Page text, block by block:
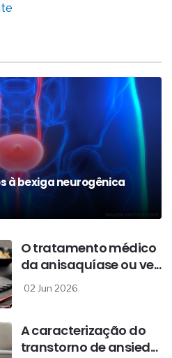
à bexiga neurogênica
O tratamento médico
da anisaquíase ou ve...
02 Jun 2026
A caracterização do
transtorno de ansied...